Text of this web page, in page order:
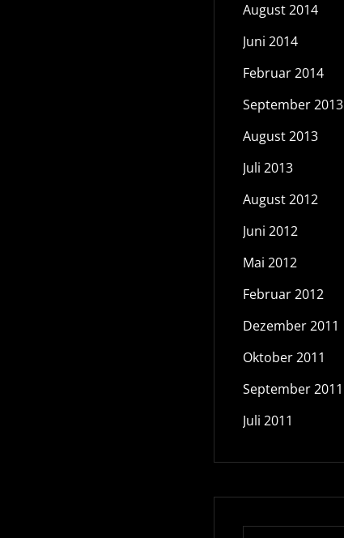
August 2014
Juni 2014
Februar 2014
September 2013
August 2013
Juli 2013
August 2012
Juni 2012
Mai 2012
Februar 2012
Dezember 2011
Oktober 2011
September 2011
Juli 2011